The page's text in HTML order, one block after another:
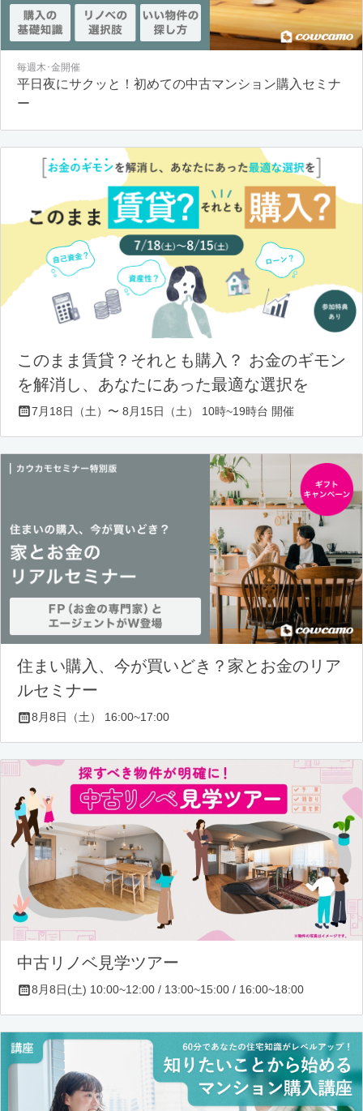
毎週木･金開催
平日夜にサクッと！初めての中古マンション購入セミナ
ー
このまま賃貸？それとも購入？ お金のギモン
を解消し、あなたにあった最適な選択を
7月18日（土）〜 8月15日（土） 10時~19時台 開催
住まい購入、今が買いどき？家とお金のリア
ルセミナー
8月8日（土） 16:00~17:00
中古リノベ見学ツアー
8月8日(土) 10:00~12:00 / 13:00~15:00 / 16:00~18:00